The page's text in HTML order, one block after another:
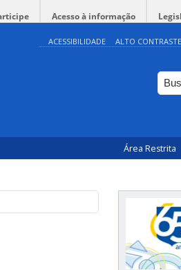
Acesso à informação
ACESSIBILIDADE ALTO CONTRASTE
Área Restrita